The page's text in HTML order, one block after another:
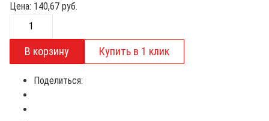
Цена: 140,67 руб.
Поделиться: